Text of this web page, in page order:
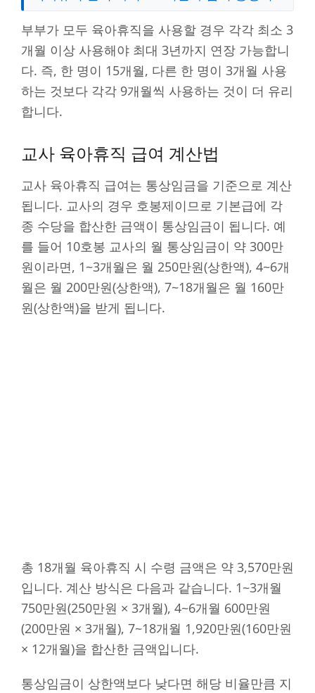
부부가 모두 육아휴직을 사용할 경우 각각 최소 3
개월 이상 사용해야 최대 3년까지 연장 가능합니
다. 즉, 한 명이 15개월, 다른 한 명이 3개월 사용
하는 것보다 각각 9개월씩 사용하는 것이 더 유리
합니다.
교사 육아휴직 급여 계산법
교사 육아휴직 급여는 통상임금을 기준으로 계산
됩니다. 교사의 경우 호봉제이므로 기본급에 각
종 수당을 합산한 금액이 통상임금이 됩니다. 예
를 들어 10호봉 교사의 월 통상임금이 약 300만
원이라면, 1~3개월은 월 250만원(상한액), 4~6개
월은 월 200만원(상한액), 7~18개월은 월 160만
원(상한액)을 받게 됩니다.
총 18개월 육아휴직 시 수령 금액은 약 3,570만원
입니다. 계산 방식은 다음과 같습니다. 1~3개월
750만원(250만원 × 3개월), 4~6개월 600만원
(200만원 × 3개월), 7~18개월 1,920만원(160만원
× 12개월)을 합산한 금액입니다.
통상임금이 상한액보다 낮다면 해당 비율만큼 지